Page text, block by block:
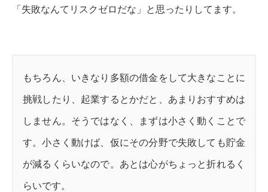
「失敗なんてリスクゼロだな」と思ったりしてます。
もちろん、いきなり多額の借金をして大きなことに
挑戦したり、起業するとかだと、あまりおすすめは
しません。そうではなく、まずは小さく動くことで
す。小さく動けば、仮にその分野で失敗しても貯金
が減るくらいなので。あとは心がちょっと折れるく
らいです。